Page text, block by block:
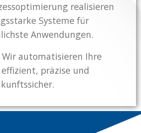
realisieren
Systeme für
Anwendungen.
Wir automatisieren Ihre
effizient, präzise und